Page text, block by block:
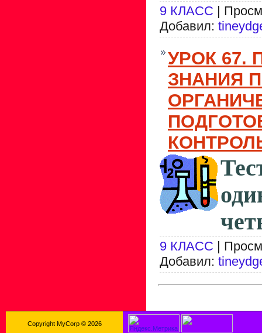
9 КЛАСС |
Добавил:
УРОК 67.
ЗНАНИЯ
9 КЛАСС |
Добавил:
Copyright MyCorp © 2026